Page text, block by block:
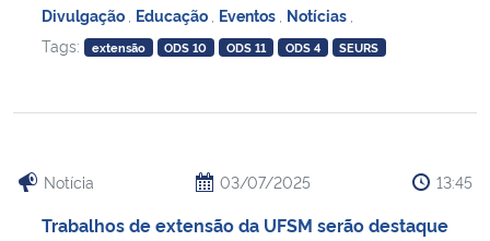
Controladoria-Geral da União
Divulgação Educação Eventos Notícias
Tags:
extensão ODS 10 ODS 11 ODS 4 SEURS
Notícia 03/07/2025 13:45
Trabalhos de extensão da UFSM serão destaque